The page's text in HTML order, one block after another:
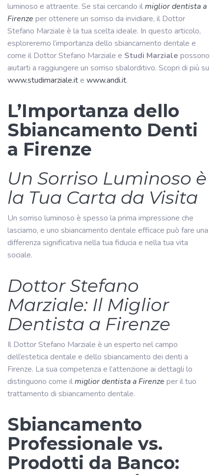
luminoso e attraente. Se stai cercando ilmiglior dentista a
Firenze per ottenere un sorriso da invidiare, il Dottor
Stefano Marziale è la tua scelta ideale. In questo articolo,
esploreremo l’importanza dello sbiancamento dentale e
come il Dottor Stefano Marziale e Studi Marziale possono
aiutarti a raggiungere un sorriso sbalorditivo. Scopri di più su
www.studimarziale.ite www.andi.it.
L’Importanza dello
Sbiancamento Denti
a Firenze
Un Sorriso Luminoso è
la Tua Carta da Visita
Un sorriso luminoso è spesso la prima impressione che
lasciamo, e uno sbiancamento dentale efficace può fare una
differenza significativa nella tua fiducia e nella tua vita
sociale.
Dottor Stefano
Marziale: Il Miglior
Dentista a Firenze
Il Dottor Stefano Marziale è un esperto nel campo
dell’estetica dentale e dello sbiancamento dei denti a
Firenze. La sua competenza e l’attenzione ai dettagli lo
distinguono come ilmiglior dentista a Firenze per il tuo
trattamento di sbiancamento dentale.
Sbiancamento
Professionale vs.
Prodotti da Banco: